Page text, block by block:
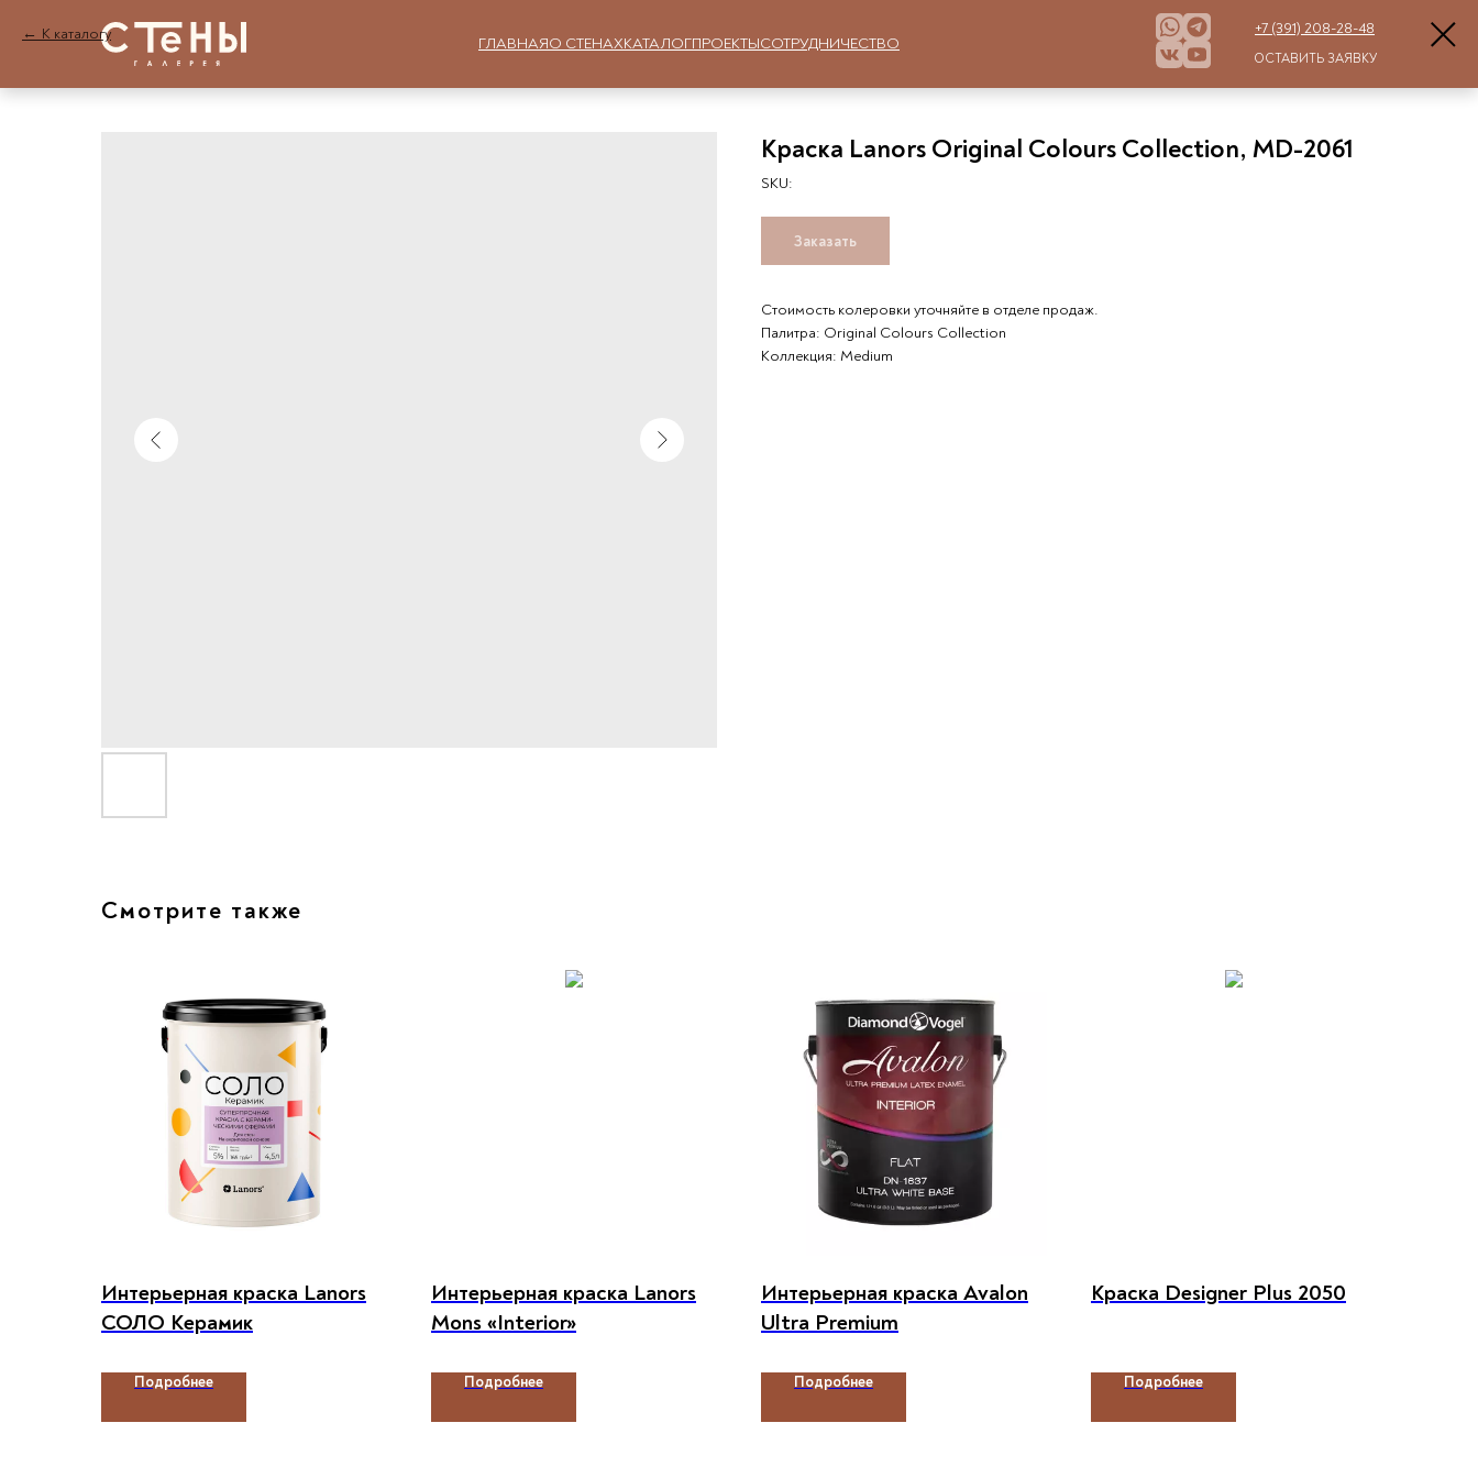
К каталогу
Краска Lanors Original Colours Collection, MD-2061
SKU:
Заказать
Стоимость колеровки уточняйте в отделе продаж.
Палитра: Original Colours Collection
Коллекция: Medium
Смотрите также
Интерьерная краска Lanors
СОЛО Керамик
Подробнее
Интерьерная краска Lanors
Mons «Interior»
Подробнее
Интерьерная краска Avalon
Ultra Premium
Подробнее
Краска Designer Plus 2050
Подробнее
ГЛАВНАЯО СТЕНАХКАТАЛОГПРОЕКТЫСОТРУДНИЧЕСТВО
+7 (391) 208-28-48
ОСТАВИТЬ ЗАЯВКУ